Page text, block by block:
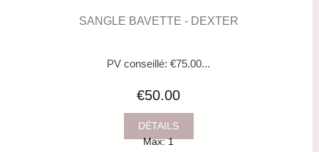
SANGLE BAVETTE - DEXTER
PV conseillé: €75.00...
€50.00
DÉTAILS
Max: 1